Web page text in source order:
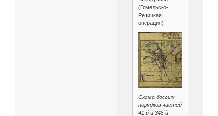
(Гомельско-
Речицкая
операция).
Схема боевых
порядков частей
41-й и 348-й